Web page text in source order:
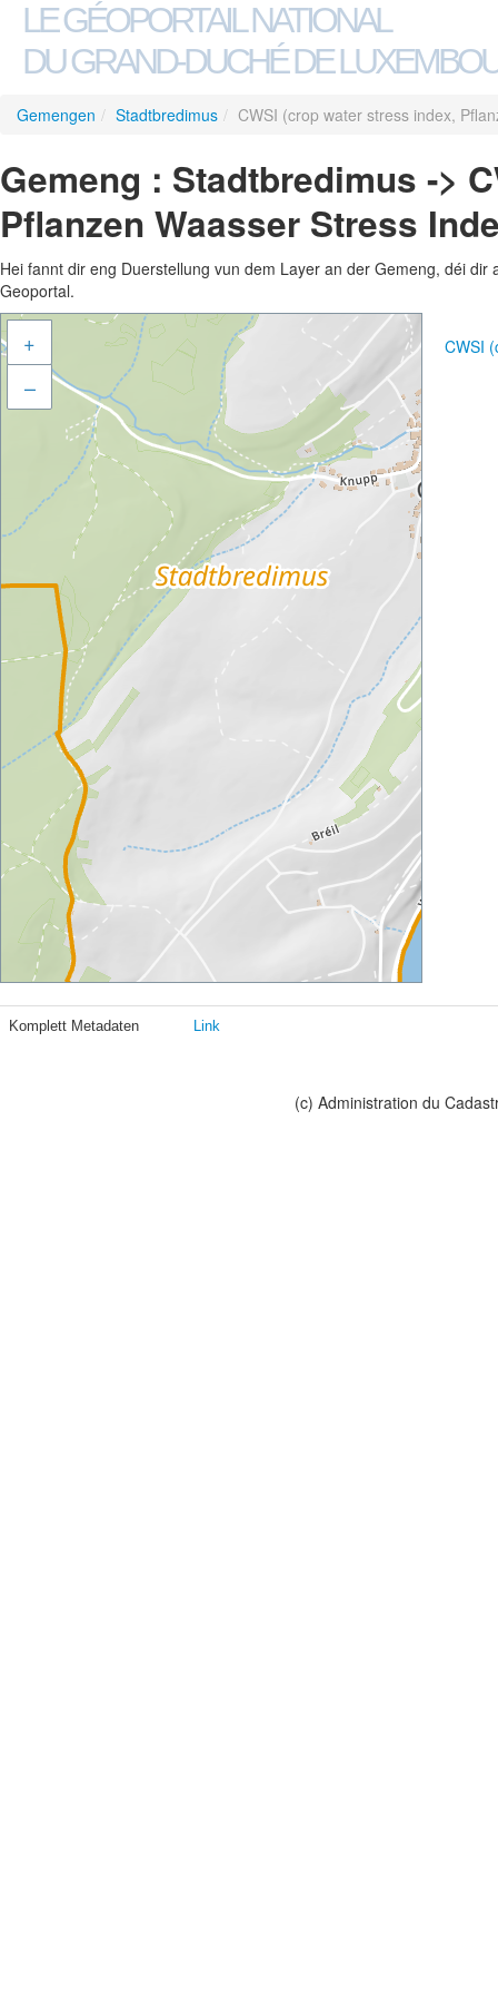
LE GÉOPORTAIL NATIONAL
DU GRAND-DUCHÉ DE
Gemengen / Stadtbredimus / CWSI (crop water stress index,
Gemeng : Stadtbredimus ->
Pflanzen Waasser Stress
Hei fannt dir eng Duerstellung vun dem Layer an der Gemeng, déi
Geoportal.
+
–
CWSI
Komplett Metadaten Link
(c) Administration du